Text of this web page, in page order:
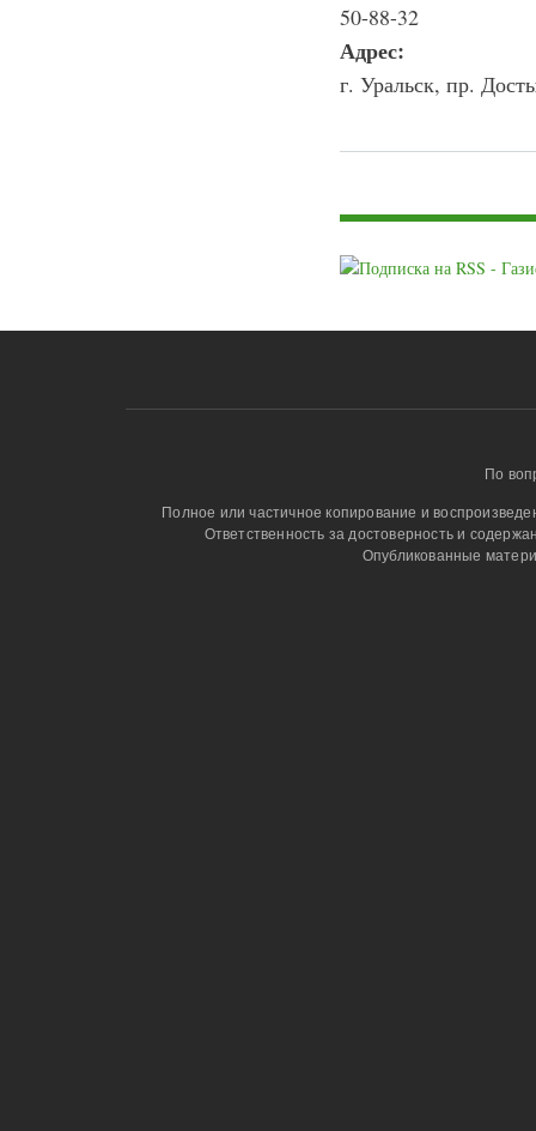
50-88-32
Адрес:
г. Уральск, пр.
Страницы
По
Полное или частичное копирование и
Ответственность за достоверность и
Опубликованные